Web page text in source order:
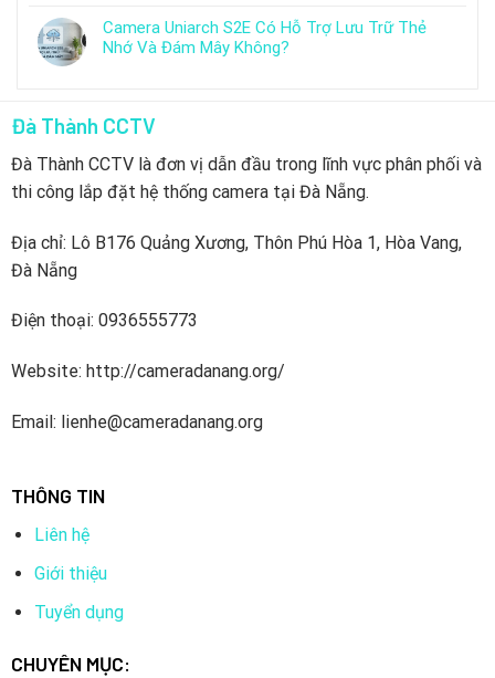
Camera Uniarch S2E Có Hỗ Trợ Lưu Trữ Thẻ
Nhớ Và Đám Mây Không?
Đà Thành CCTV
Đà Thành CCTV là đơn vị dẫn đầu trong lĩnh vực phân phối và
thi công lắp đặt hệ thống camera tại Đà Nẵng.
Địa chỉ: Lô B176 Quảng Xương, Thôn Phú Hòa 1, Hòa Vang,
Đà Nẵng
Điện thoại: 0936555773
Website: http://cameradanang.org/
Email: lienhe@cameradanang.org
THÔNG TIN
Liên hệ
Giới thiệu
Tuyển dụng
CHUYÊN MỤC: